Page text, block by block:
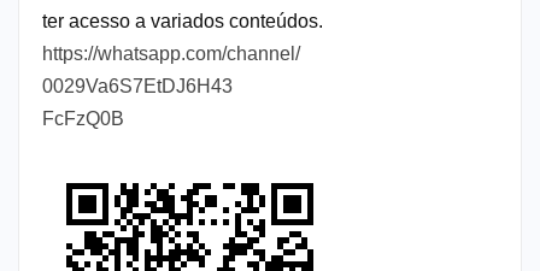
ter acesso a variados conteúdos.
https://whatsapp.com/channel/
0029Va6S7EtDJ6H43
FcFzQ0B